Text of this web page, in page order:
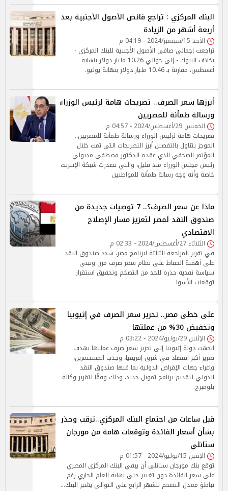
البنك المركزي : تراجع فائض الأصول الأجنبية بعد
أربعة أشهر من الزيادة
الأحد 15/سبتمبر/2024 - 04:19 م
تراجعت إجمالي صافي الأصول الأجنبية للبنك المركزي -
بخلاف البنوك - إلى حوالي 10.26 مليار دولار بنهاية
أغسطس، مقارنة بـ 10.46 مليار دولار بنهاية يوليو.
أبرزها سعر الصرف.. تصريحات هامة لرئيس الوزراء
ورسالة طمأنة للمصريين
الخميس 29/أغسطس/2024 - 04:57 م
تصريحات هامة لرئيس الوزراء ورسالة طمأنة للمصريين..
الموجز يتناول بالتفصيل أبرز التصريحات التي تمت خلال
المؤتمر الصحفي الذي عقده الدكتور مصطفى مدبولي
رئيس مجلس الوزراء منذ قليل، والتي تصدرت شبكة الإنترنت
خاصة وأنه وجه رسالة طمأنة للمواطنين
ماذا عن سعر الصرف؟.. 7 توصيات جديدة من
صندوق النقد لمصر لتعزيز مسار الإصلاح
الاقتصادي
الثلاثاء 27/أغسطس/2024 - 02:33 م
في تقرير المراجعة الثالثة لبرنامج مصر، شدد صندوق النقد
على أهمية الحفاظ على نظام سعر صرف مرن وتبني
سياسة نقدية حذرة للحد من التضخم وتحقيق استقرار
توقعات الأسوا
على خطى مصر.. تحرير سعر الصرف في إثيوبيا
وتخفيض 30% من عملتها
الإثنين 29/يوليو/2024 - 03:22 م
اتجهت دولة إثيوبيا إلى تحرير سعر صرف عملتها بهدف
تعزيز أكبر اقتصاد في شرق إفريقيا، وجذب المستثمرين،
وإغراء جهات الإقراض الدولية بما فيها صندوق النقد
الدولي لتقديم برنامج تمويل جديد، وذلك وفقًا لتقرير وكالة
بلومبرج.
قبل ساعات من اجتماع البنك المركزي..ترقب وحذر
بشأن أسعار الفائدة وتوقعات هامة من مورجان
ستانلي
الإثنين 15/يوليو/2024 - 01:57 م
توقع بنك مورجان ستانلي أن يبقي البنك المركزي المصري
على سعر الفائدة دون تغيير حتى نهاية العام الجاري رغم
تباطؤ معدل التضخم للشهر الرابع على التوالي يشير البنك…